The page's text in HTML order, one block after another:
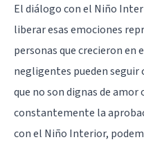
El diálogo con el Niño
liberar esas emociones
personas que crecieron
negligentes pueden seguir
que no son dignas de amor
constantemente la
con el Niño Interior,